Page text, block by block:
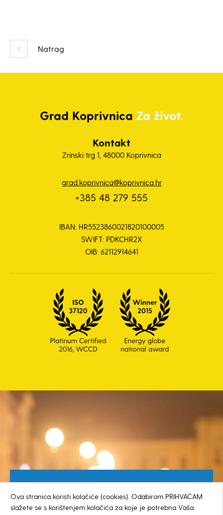
Natrag
Grad Koprivnica Za život.
Kontakt
Zrinski trg 1, 48000 Koprivnica
grad.koprivnica@koprivnica.hr
+385 48 279 555
IBAN: HR5523860021820100005
SWIFT: PDKCHR2X
OIB: 62112914641
0800 385 048
Ova stranica koristi kolačiće (cookies). Odabirom PRIHVAĆAM
slažete se s korištenjem kolačića za koje je potrebna Vaša